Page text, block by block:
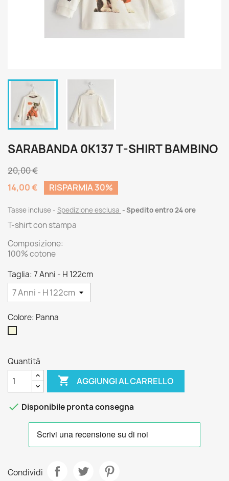
SARABANDA 0K137 T-SHIRT BAMBINO
20,00 €
14,00 €
RISPARMIA 30%
Tasse incluse Spedizione esclusa Spedito entro 24 ore
T-shirt con stampa
Composizione:
100% cotone
Taglia: 7 Anni - H 122cm
Colore: Panna
Quantità
 AGGIUNGI AL CARRELLO
 Disponibile pronta consegna
Condividi